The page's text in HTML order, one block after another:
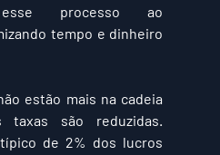
esse processo ao
tempo e dinheiro
estão mais na cadeia
taxas são reduzidas.
de 2% dos lucros